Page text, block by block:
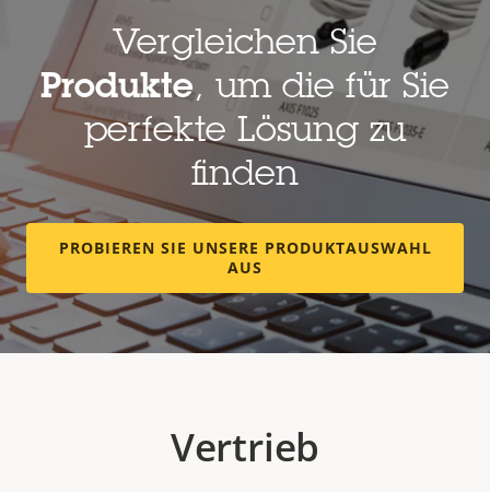
Vergleichen Sie
Produkte, um die für Sie
perfekte Lösung zu
finden
PROBIEREN SIE UNSERE PRODUKTAUSWAHL
AUS
Vertrieb